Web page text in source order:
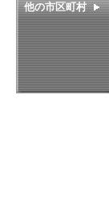
他の市区町村